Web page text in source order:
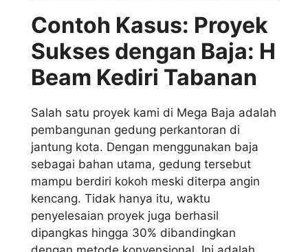
Contoh Kasus: Proyek
Sukses dengan Baja: H
Beam Kediri Tabanan
Salah satu proyek kami di Mega Baja adalah
pembangunan gedung perkantoran di
jantung kota. Dengan menggunakan baja
sebagai bahan utama, gedung tersebut
mampu berdiri kokoh meski diterpa angin
kencang. Tidak hanya itu, waktu
penyelesaian proyek juga berhasil
dipangkas hingga 30% dibandingkan